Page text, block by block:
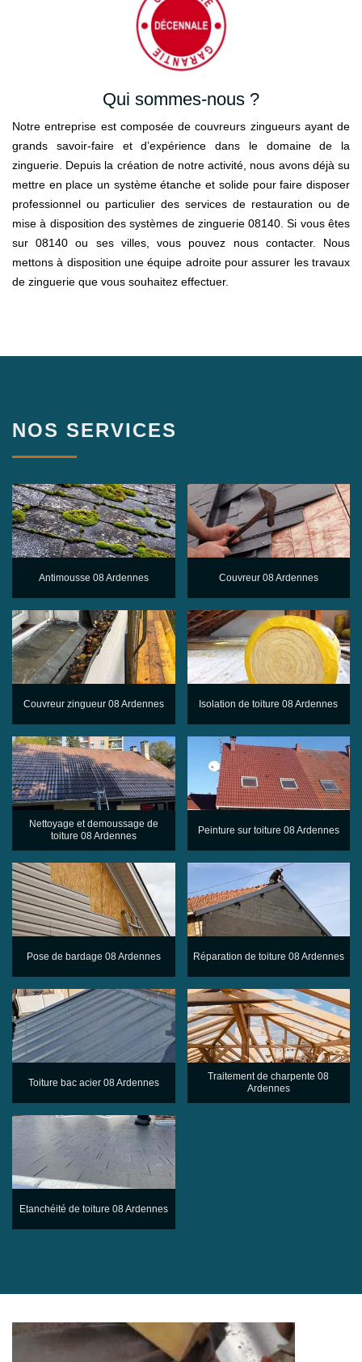
Qui sommes-nous ?
Notre entreprise est composée de couvreurs zingueurs ayant de
grands savoir-faire et d’expérience dans le domaine de la
zinguerie. Depuis la création de notre activité, nous avons déjà su
mettre en place un système étanche et solide pour faire disposer
professionnel ou particulier des services de restauration ou de
mise à disposition des systèmes de zinguerie 08140. Si vous êtes
sur 08140 ou ses villes, vous pouvez nous contacter. Nous
mettons à disposition une équipe adroite pour assurer les travaux
de zinguerie que vous souhaitez effectuer.
NOS SERVICES
Antimousse 08 Ardennes Couvreur 08 Ardennes
Couvreur zingueur 08 Ardennes Isolation de toiture 08 Ardennes
Nettoyage et demoussage de
toiture 08 Ardennes
Peinture sur toiture 08 Ardennes
Pose de bardage 08 Ardennes Réparation de toiture 08 Ardennes
Toiture bac acier 08 Ardennes
Traitement de charpente 08
Ardennes
Etanchéité de toiture 08 Ardennes